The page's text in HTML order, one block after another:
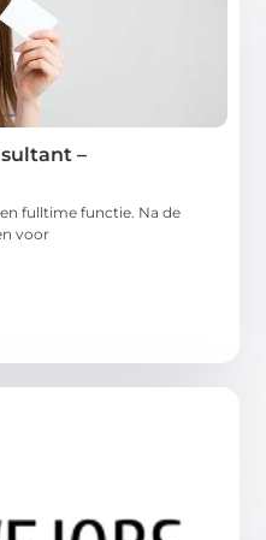
–
fulltime functie. Na de
voor